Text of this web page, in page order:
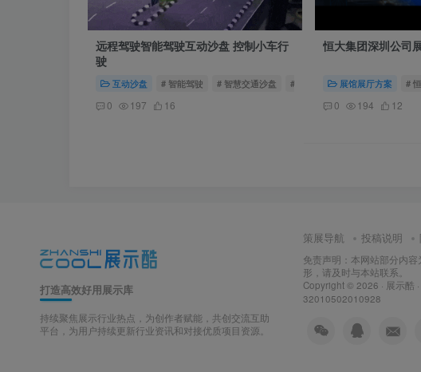
远程驾驶智能驾驶互动沙盘 控制小车行
驶
互动沙盘 # 智能驾驶 # 智慧交通沙盘 # 远程驾驶
0 197 16
恒大集团深圳公司
展馆展厅方案 #
0 194 12
打造高效好用展示库
持续聚焦展示行业热点，为创作者赋能，共创交流互助
平台，为用户持续更新行业资讯和对接优质项目资源。
策展导航 投稿说明
免责声明：本网站部分内
形，请及时与本站联系。
Copyright © 2026 · 展示酷 ·
32010502010928